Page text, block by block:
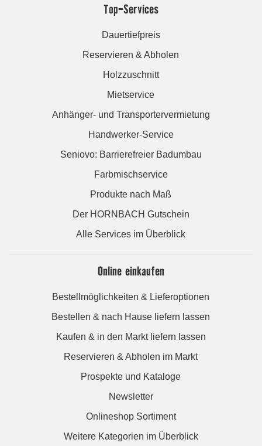
Top-Services
Dauertiefpreis
Reservieren & Abholen
Holzzuschnitt
Mietservice
Anhänger- und Transportervermietung
Handwerker-Service
Seniovo: Barrierefreier Badumbau
Farbmischservice
Produkte nach Maß
Der HORNBACH Gutschein
Alle Services im Überblick
Online einkaufen
Bestellmöglichkeiten & Lieferoptionen
Bestellen & nach Hause liefern lassen
Kaufen & in den Markt liefern lassen
Reservieren & Abholen im Markt
Prospekte und Kataloge
Newsletter
Onlineshop Sortiment
Weitere Kategorien im Überblick